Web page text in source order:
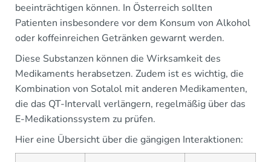
beeinträchtigen können. In Österreich sollten
Patienten insbesondere vor dem Konsum von Alkohol
oder koffeinreichen Getränken gewarnt werden.
Diese Substanzen können die Wirksamkeit des
Medikaments herabsetzen. Zudem ist es wichtig, die
Kombination von Sotalol mit anderen Medikamenten,
die das QT-Intervall verlängern, regelmäßig über das
E-Medikationssystem zu prüfen.
Hier eine Übersicht über die gängigen Interaktionen: